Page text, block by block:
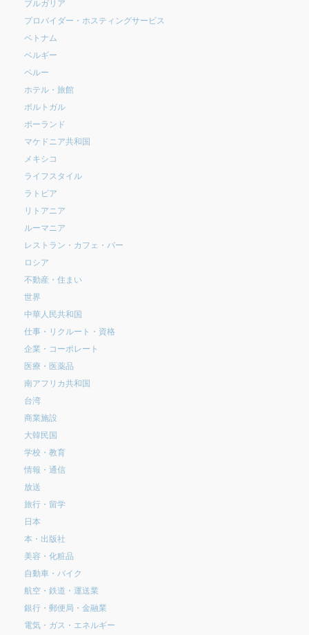
ブルガリア
プロバイダー・ホスティングサービス
ベトナム
ベルギー
ペルー
ホテル・旅館
ポルトガル
ポーランド
マケドニア共和国
メキシコ
ライフスタイル
ラトビア
リトアニア
ルーマニア
レストラン・カフェ・バー
ロシア
不動産・住まい
世界
中華人民共和国
仕事・リクルート・資格
企業・コーポレート
医療・医薬品
南アフリカ共和国
台湾
商業施設
大韓民国
学校・教育
情報・通信
放送
旅行・留学
日本
本・出版社
美容・化粧品
自動車・バイク
航空・鉄道・運送業
銀行・郵便局・金融業
電気・ガス・エネルギー